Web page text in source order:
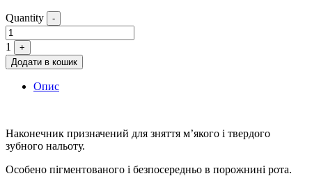
Quantity -
1
+
Додати в кошик
Опис
Наконечник призначений для зняття м’якого і твердого
зубного нальоту.
Особено пігментованого і безпосередньо в порожнині рота.